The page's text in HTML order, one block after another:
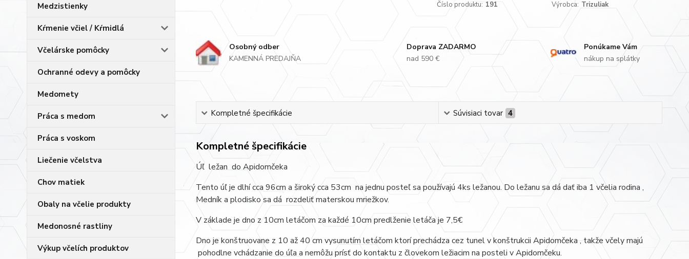
Medzistienky
Kŕmenie včiel / Kŕmidlá
Včelárske pomôcky
Ochranné odevy a pomôcky
Medomety
Práca s medom
Práca s voskom
Liečenie včelstva
Chov matiek
Obaly na včelie produkty
Medonosné rastliny
Výkup včelích produktov
Číslo produktu: 191 Výrobca: Trizuliak
Osobný odber
KAMENNÁ PREDAJŇA
Doprava ZADARMO
nad 590 €
Ponúkame Vám
nákup na splátky
Kompletné špecifikácie Súvisiaci tovar 4
Kompletné špecifikácie
Úľ ležan do Apidomčeka
Tento úľ je dlhí cca 96cm a široký cca 53cm na jednu posteľ sa používajú 4ks ležanou. Do ležanu sa dá dať iba 1 včelia rodina ,
Medník a plodisko sa dá rozdeliť materskou mriežkov.
V základe je dno z 10cm letáčom za každé 10cm predlženie letáča je 7,5€
Dno je konštruovane z 10 až 40 cm vysunutím letáčom ktorí prechádza cez tunel v konštrukcii Apidomčeka , takže včely majú
pohodlne vchádzanie do úľa a nemôžu prísť do kontaktu z človekom ležiacim na posteli v Apidomčeku.